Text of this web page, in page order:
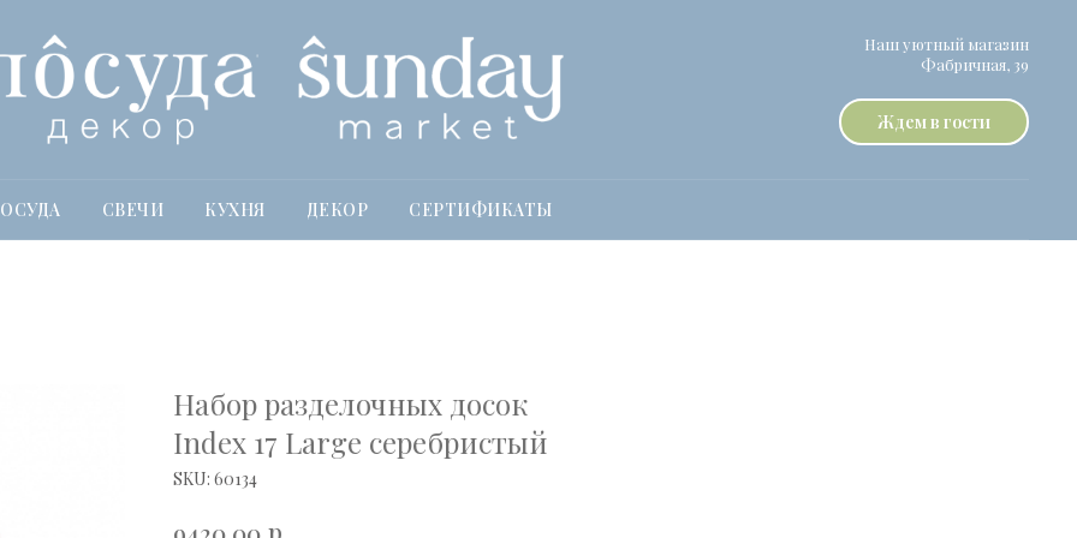
Наш уютный магазин
Фабричная, 39
Ждем в гости
СВЕЧИ КУХНЯ ДЕКОР СЕРТИФИКАТЫ
Набор разделочных досок
Index 17 Large серебристый
SKU: 60134